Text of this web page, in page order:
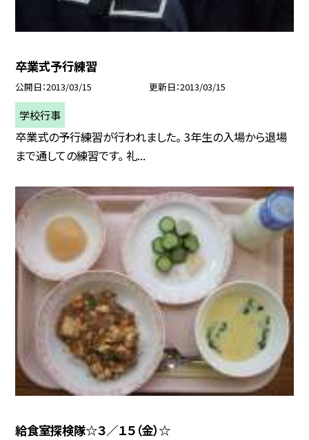
卒業式予行練習
公開日 2013/03/15 更新日 2013/03/15
学校行事
卒業式の予行練習が行われました。 3年生の入場から退場
まで通しての練習です。 礼...
給食室探検隊☆３／１５（金）☆